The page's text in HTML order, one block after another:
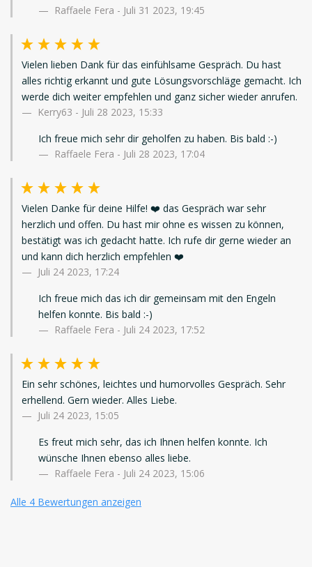
Raffaele Fera - Juli 31 2023, 19:45
Vielen lieben Dank für das einfühlsame Gespräch. Du hast
alles richtig erkannt und gute Lösungsvorschläge gemacht. Ich
werde dich weiter empfehlen und ganz sicher wieder anrufen.
Kerry63 - Juli 28 2023, 15:33
Ich freue mich sehr dir geholfen zu haben. Bis bald :-)
Raffaele Fera - Juli 28 2023, 17:04
Vielen Danke für deine Hilfe! ❤️ das Gespräch war sehr
herzlich und offen. Du hast mir ohne es wissen zu können,
bestätigt was ich gedacht hatte. Ich rufe dir gerne wieder an
und kann dich herzlich empfehlen ❤️
Juli 24 2023, 17:24
Ich freue mich das ich dir gemeinsam mit den Engeln
helfen konnte. Bis bald :-)
Raffaele Fera - Juli 24 2023, 17:52
Ein sehr schönes, leichtes und humorvolles Gespräch. Sehr
erhellend. Gern wieder. Alles Liebe.
Juli 24 2023, 15:05
Es freut mich sehr, das ich Ihnen helfen konnte. Ich
wünsche Ihnen ebenso alles liebe.
Raffaele Fera - Juli 24 2023, 15:06
Alle 4 Bewertungen anzeigen